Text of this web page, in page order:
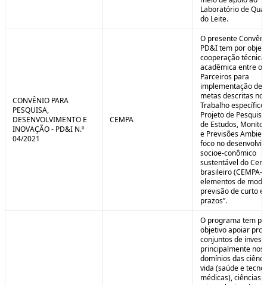
Laboratório de
do Leite.
CONVÊNIO PARA
PESQUISA,
DESENVOLVIMENTO E
INOVAÇÃO - PD&I N.º
04/2021
CEMPA
O presente
PD&I tem por
cooperação técnica
acadêmica entre os
Parceiros para
implementação de
metas descritas no
Trabalho específico
Projeto de
de Estudos,
e Previsões
foco no
socioe-conômico
sustentável do
brasileiro (CEMPA-
elementos de
previsão de curto e
prazos”.
O programa tem
objetivo apoiar
conjuntos de
principalmente nos
domínios das
vida (saúde e
médicas), ciências